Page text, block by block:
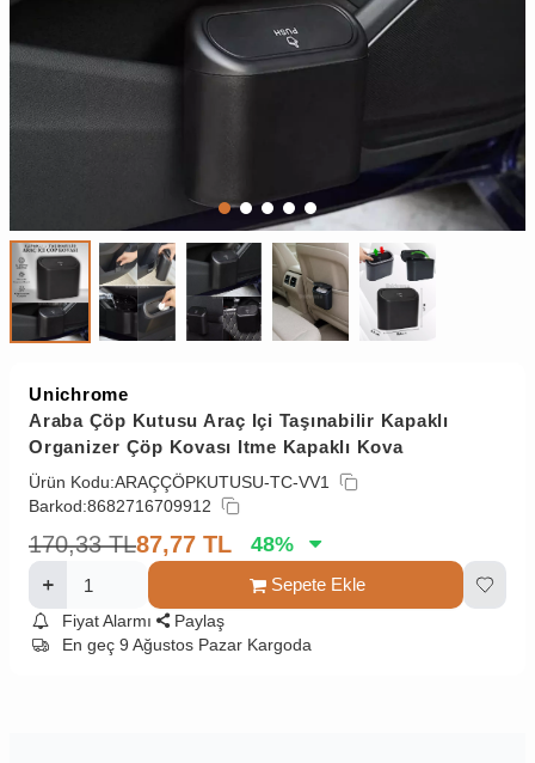
Unichrome
Araba Çöp Kutusu Araç Içi Taşınabilir Kapaklı
Organizer Çöp Kovası Itme Kapaklı Kova
Ürün Kodu:ARAÇÇÖPKUTUSU-TC-VV1
Barkod:8682716709912
170,33 TL87,77 TL 48%
Sepete Ekle
Fiyat Alarmı
Paylaş
En geç 9 Ağustos Pazar Kargoda